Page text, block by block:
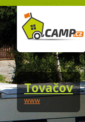
Tovačov
www